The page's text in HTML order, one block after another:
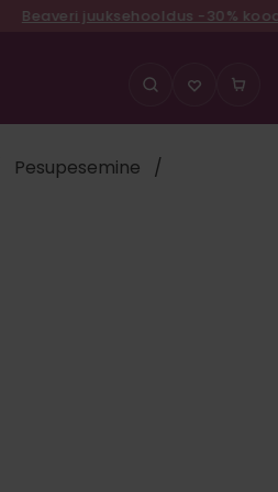
Beaveri juuksehooldus -30%
Pesupesemine
/